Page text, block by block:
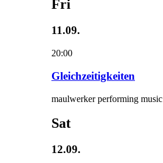
Fri
11.09.
20:00
Gleichzeitigkeiten
maulwerker performing music
Sat
12.09.